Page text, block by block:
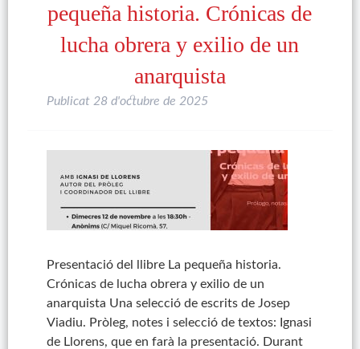
pequeña historia. Crónicas de
lucha obrera y exilio de un
anarquista
Publicat 28 d'octubre de 2025
Presentació del llibre La pequeña historia.
Crónicas de lucha obrera y exilio de un
anarquista Una selecció de escrits de Josep
Viadiu. Pròleg, notes i selecció de textos: Ignasi
de Llorens, que en farà la presentació. Durant